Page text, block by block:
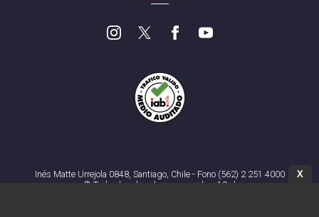
Inés Matte Urrejola 0848, Santiago, Chile - Fono (562) 2 251 4000
© Todos los derechos reservados. 13.cl
X